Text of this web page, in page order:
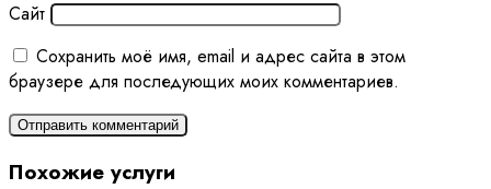
Сайт
Сохранить моё имя, email и адрес сайта в этом
браузере для последующих моих комментариев.
Похожие услуги